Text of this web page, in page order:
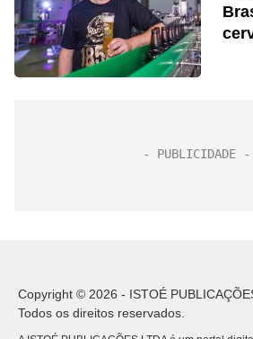
Copyright © 2026 - ISTOÉ
Todos os direitos reservados.